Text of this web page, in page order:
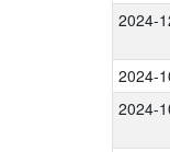
2024-
2024-
2024-